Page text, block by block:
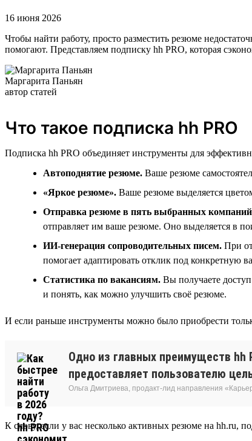
16 июня 2026
Чтобы найти работу, просто разместить резюме
помогают. Представляем подписку hh PRO, которая
Маргарита Паньян
автор статей
Что такое подписка hh PRO
Подписка hh PRO объединяет инструменты для
Автоподнятие резюме. Ваше резюме
«Яркое резюме». Ваше резюме выделяется
Отправка резюме в пять выбранных
отправляет им ваше резюме. Оно выделяется в
ИИ-генерация сопроводительных писем. При
помогает адаптировать отклик под конкретную
Статистика по вакансиям. Вы получаете
и понять, как можно улучшить своё резюме.
И если раньше инструменты можно было приобрести
Одно из главных преимуществ hh
предоставляет пользователю
Ольга Дмитриева, продакт-лид направления
К слову, если у вас несколько активных резюме на hh.ru,